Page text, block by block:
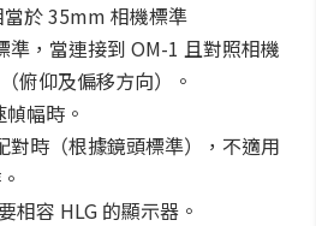
於 35mm 相機標準
準，當連接到 OM-1 且對照相機
俯仰及偏移方向）。
幀幅時。
對時（根據鏡頭標準），不適用
相容 HLG 的顯示器。